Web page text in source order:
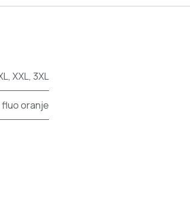
, XXL, 3XL
fluo oranje